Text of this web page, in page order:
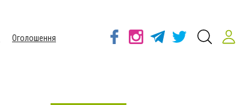
Оголошення